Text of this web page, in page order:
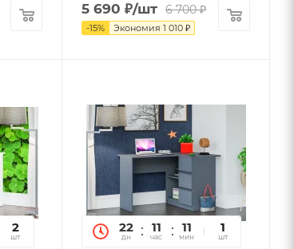
5 690 ₽/шт 6 700₽
-15% Экономия1 010 ₽
45
сек
2
шт
22
дн
11
час
11
мин
45
сек
1
шт